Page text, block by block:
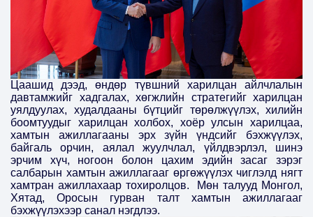
Цаашид дээд, өндөр түвшний харилцан айлчлалын
давтамжийг хадгалах, хөгжлийн стратегийг харилцан
уялдуулах, худалдааны бүтцийг төрөлжүүлэх, хилийн
боомтуудыг харилцан холбох, хоёр улсын харилцаа,
хамтын ажиллагааны эрх зүйн үндсийг бэхжүүлэх,
байгаль орчин, аялал жуулчлал, үйлдвэрлэл, шинэ
эрчим хүч, ногоон болон цахим эдийн засаг зэрэг
салбарын хамтын ажиллагааг өргөжүүлэх чиглэлд нягт
хамтран ажиллахаар тохиролцов.
Мөн талууд Монгол,
Хятад, Оросын гурван талт хамтын ажиллагааг
бэхжүүлэхээр санал нэгдлээ.